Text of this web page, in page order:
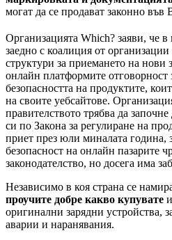
могат да се продават законно във
Организацията Which? заяви, че
заедно с коалиция от организации
структури за приемането на нови
онлайн платформите отговорност
безопасността на продуктите,
на своите уебсайтове.
правителството трябва да
си по Закона за регулиране на
приет през юли миналата година,
безопасност на онлайн пазарите
законодателство, но досега има
Независимо в коя страна се
проучите добре какво купувате
оригинални зарядни устройства,
аварии и наранявания.